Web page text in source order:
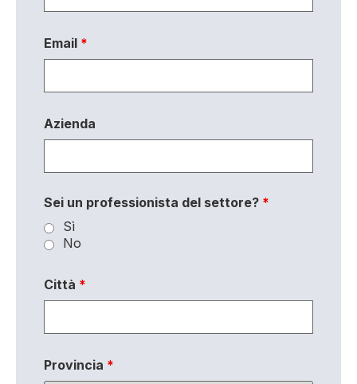
Email *
Azienda
Sei un professionista del settore? *
Sì
No
Città *
Provincia *